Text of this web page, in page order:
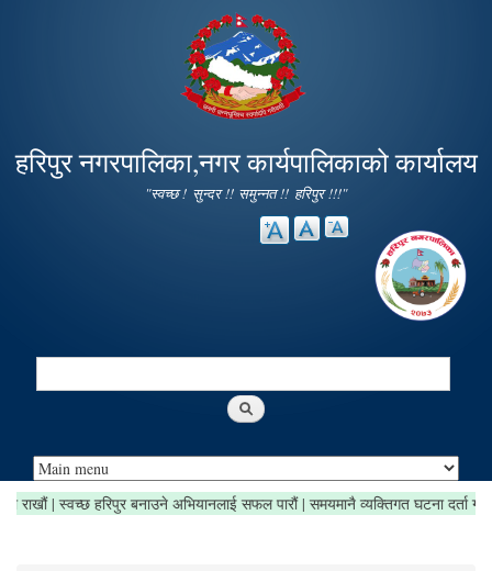
main
content
हरिपुर नगरपालिका,नगर कार्यपालिकाको कार्यालय
"स्वच्छ ! सुन्दर !! समुन्नत !! हरिपुर !!!"
Search
सफा राखौं | स्वच्छ हरिपुर बनाउने अभियानलाई सफल पारौं | समयमानै व्यक्तिगत घटना